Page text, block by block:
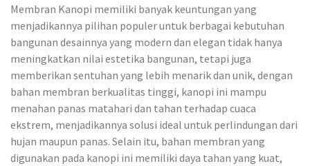
Membran Kanopi memiliki banyak keuntungan yang
menjadikannya pilihan populer untuk berbagai kebutuhan
bangunan desainnya yang modern dan elegan tidak hanya
meningkatkan nilai estetika bangunan, tetapi juga
memberikan sentuhan yang lebih menarik dan unik, dengan
bahan membran berkualitas tinggi, kanopi ini mampu
menahan panas matahari dan tahan terhadap cuaca
ekstrem, menjadikannya solusi ideal untuk perlindungan dari
hujan maupun panas. Selain itu, bahan membran yang
digunakan pada kanopi ini memiliki daya tahan yang kuat,